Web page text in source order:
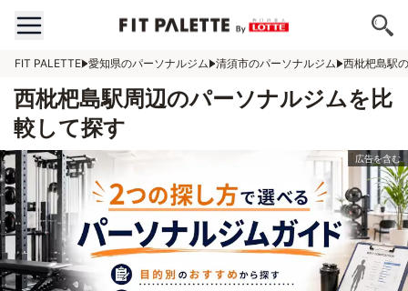
FIT PALETTE 愛知県のパーソナルジム 清須市のパーソナルジム 西枇杷島駅
西枇杷島駅周辺のパーソナルジムを比
較して探す